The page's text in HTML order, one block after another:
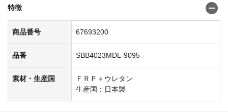
特徴
商品番号 67693200
品番 SBB4023MDL-9095
素材・生産国
ＦＲＰ＋ウレタン
生産国：日本製